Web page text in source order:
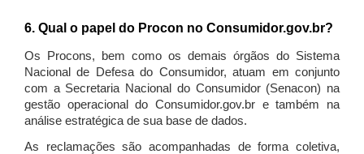
6. Qual o papel do Procon no Consumidor.gov.br?
Os Procons, bem como os demais órgãos do Sistema
Nacional de Defesa do Consumidor, atuam em conjunto
com a Secretaria Nacional do Consumidor (Senacon) na
gestão operacional do Consumidor.gov.br e também na
análise estratégica de sua base de dados.
As reclamações são acompanhadas de forma coletiva,